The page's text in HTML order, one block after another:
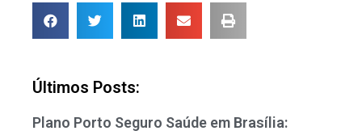
Últimos Posts:
Plano Porto Seguro Saúde em Brasília: